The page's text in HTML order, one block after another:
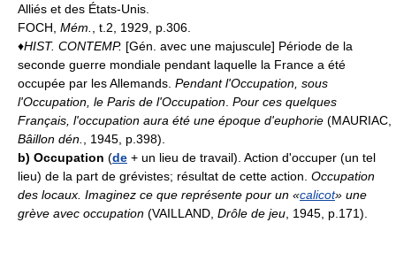
Alliés et des États-Unis.
FOCH, Mém.
, t.2, 1929, p.306.
♦HIST. CONTEMP. [Gén. avec une majuscule] Période de la
seconde guerre mondiale pendant laquelle la France a été
occupée par les Allemands. Pendant l'Occupation, sous
l'Occupation, le Paris de l'Occupation Pour ces quelques
Français, l'occupation aura été une époque d'euphorie (MAURIAC,
Bâillon dén.
, 1945, p.398).
b) Occupation (de + un lieu de travail). Action d'occuper (un tel
lieu) de la part de grévistes; résultat de cette action. Occupation
des locaux. Imaginez ce que représente pour un «calicot» une
grève avec occupation (VAILLAND, Drôle de jeu , 1945, p.171).